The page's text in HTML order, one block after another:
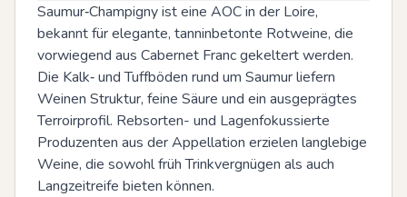
Saumur‑Champigny ist eine AOC in der Loire,
bekannt für elegante, tanninbetonte Rotweine, die
vorwiegend aus Cabernet Franc gekeltert werden.
Die Kalk‑ und Tuffböden rund um Saumur liefern
Weinen Struktur, feine Säure und ein ausgeprägtes
Terroirprofil. Rebsorten- und Lagenfokussierte
Produzenten aus der Appellation erzielen langlebige
Weine, die sowohl früh Trinkvergnügen als auch
Langzeitreife bieten können.